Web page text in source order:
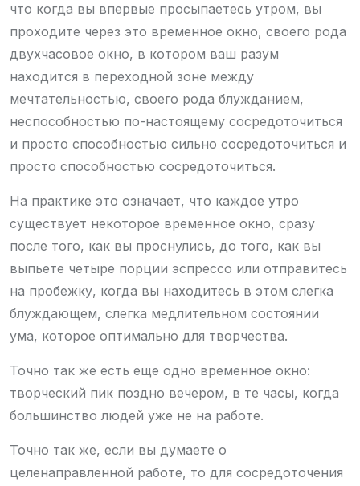
что когда вы впервые просыпаетесь утром, вы
проходите через это временное окно, своего рода
двухчасовое окно, в котором ваш разум
находится в переходной зоне между
мечтательностью, своего рода блужданием,
неспособностью по-настоящему сосредоточиться
и просто способностью сильно сосредоточиться и
просто способностью сосредоточиться.
На практике это означает, что каждое утро
существует некоторое временное окно, сразу
после того, как вы проснулись, до того, как вы
выпьете четыре порции эспрессо или отправитесь
на пробежку, когда вы находитесь в этом слегка
блуждающем, слегка медлительном состоянии
ума, которое оптимально для творчества.
Точно так же есть еще одно временное окно:
творческий пик поздно вечером, в те часы, когда
большинство людей уже не на работе.
Точно так же, если вы думаете о
целенаправленной работе, то для сосредоточения